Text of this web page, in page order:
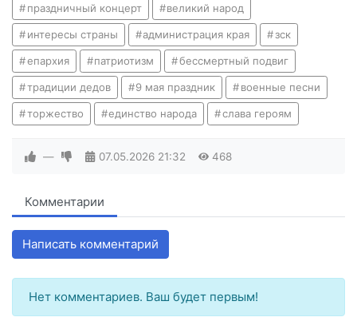
праздничный концерт великий народ
интересы страны администрация края зск
епархия патриотизм бессмертный подвиг
традиции дедов 9 мая праздник военные песни
торжество единство народа слава героям
— 07.05.2026 21:32 468
Комментарии
Написать комментарий
Нет комментариев. Ваш будет первым!